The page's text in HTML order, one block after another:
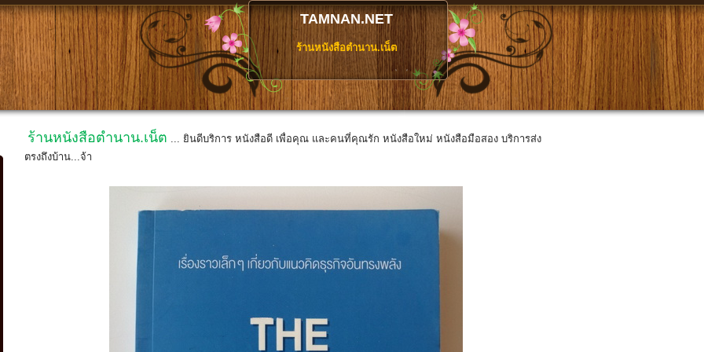
TAMNAN.NET
ร้านหนังสือตำนาน.เน็ต
ร้านหนังสือตำนาน.เน็ต ... ยินดีบริการ หนังสือดี เพื่อคุณ และคนที่คุณรัก หนังสือใหม่ หนังสือมือสอง บริการส่ง
ตรงถึงบ้าน...จ้า